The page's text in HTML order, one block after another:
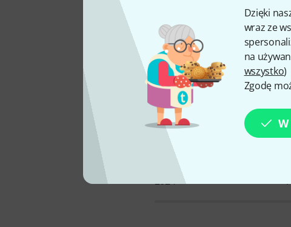
Dzięki
wraz ze
na
wszystko)
Zgodę
DOSTĘPNE U NAS OD
2024